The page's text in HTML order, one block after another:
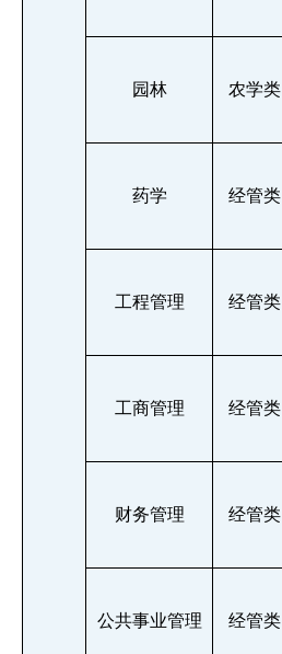
园林 农学类
药学 经管类
工程管理 经管类
工商管理 经管类
财务管理 经管类
公共事业管理 经管类